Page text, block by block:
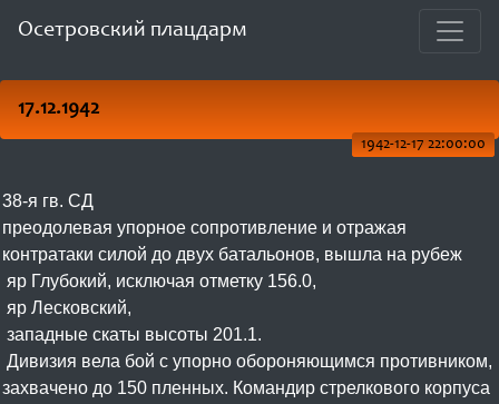
Осетровский плацдарм
17.12.1942
1942-12-17 22:00:00
38-я гв. СД
преодолевая упорное сопротивление и отражая
контратаки силой до двух батальонов, вышла на рубеж
яр Глубокий, исключая отметку 156.0,
яр Лесковский,
западные скаты высоты 201.1.
Дивизия вела бой с упорно обороняющимся противником,
захвачено до 150 пленных. Командир стрелкового корпуса